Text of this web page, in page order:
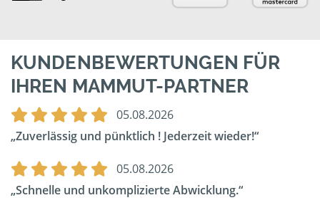
KUNDENBEWERTUNGEN FÜR
IHREN MAMMUT-PARTNER
05.08.2026
Zuverlässig und pünktlich ! Jederzeit wieder!
05.08.2026
Schnelle und unkomplizierte Abwicklung.